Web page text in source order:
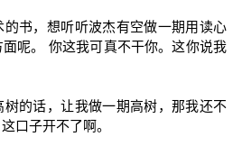
书，想听听波杰有空做一期用读心
呢。 你这我可真不干你。这你说我
的话，让我做一期高树，那我还不
口子开不了啊。